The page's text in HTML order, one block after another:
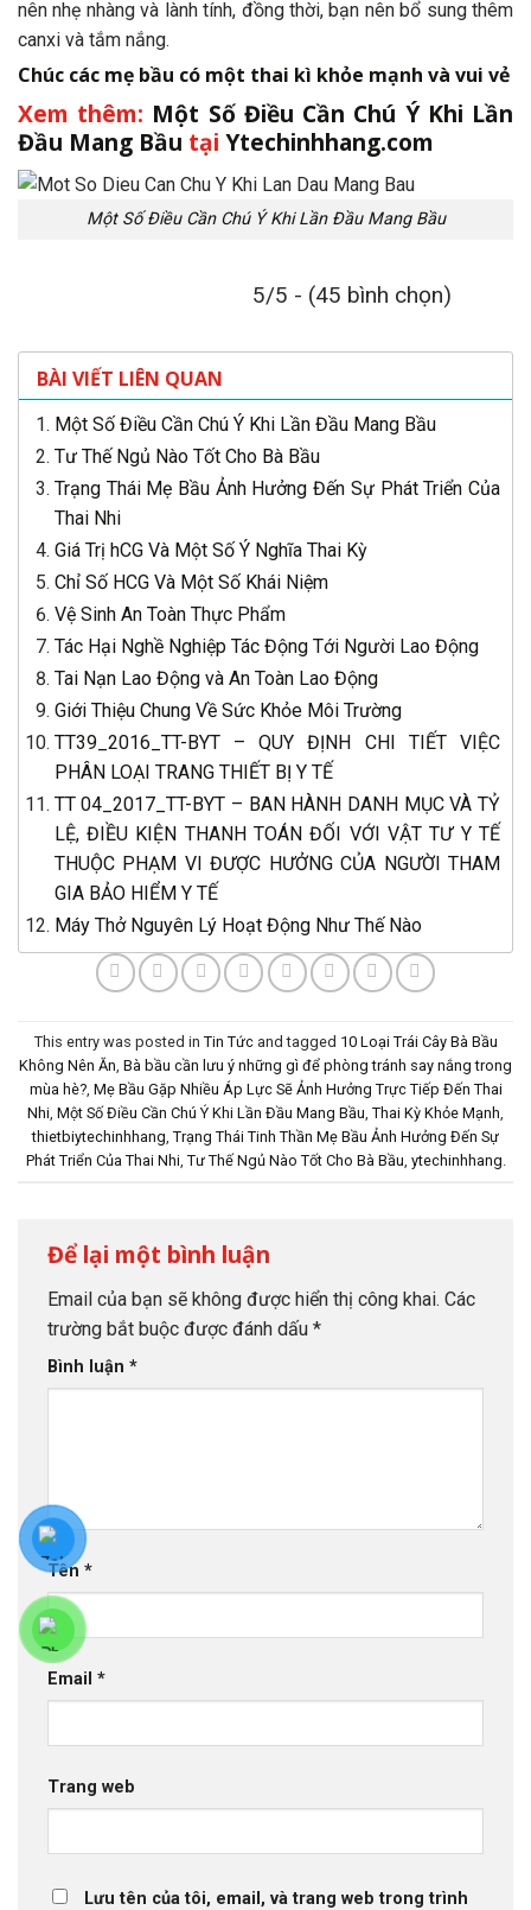
nên nhẹ nhàng và lành tính, đồng thời, bạn nên bổ sung thêm
canxi và tắm nắng.
Chúc các mẹ bầu có một thai kì khỏe mạnh và vui vẻ
Xem thêm: Một Số Điều Cần Chú Ý Khi Lần
Đầu Mang Bầu tại Ytechinhhang.com
Một Số Điều Cần Chú Ý Khi Lần Đầu Mang Bầu
5/5 - (45 bình chọn)
BÀI VIẾT LIÊN QUAN
Một Số Điều Cần Chú Ý Khi Lần Đầu Mang Bầu
Tư Thế Ngủ Nào Tốt Cho Bà Bầu
Trạng Thái Mẹ Bầu Ảnh Hưởng Đến Sự Phát Triển Của
Thai Nhi
Giá Trị hCG Và Một Số Ý Nghĩa Thai Kỳ
Chỉ Số HCG Và Một Số Khái Niệm
Vệ Sinh An Toàn Thực Phẩm
Tác Hại Nghề Nghiệp Tác Động Tới Người Lao Động
Tai Nạn Lao Động và An Toàn Lao Động
Giới Thiệu Chung Về Sức Khỏe Môi Trường
TT39_2016_TT-BYT – QUY ĐỊNH CHI TIẾT VIỆC
PHÂN LOẠI TRANG THIẾT BỊ Y TẾ
TT 04_2017_TT-BYT – BAN HÀNH DANH MỤC VÀ TỶ
LỆ, ĐIỀU KIỆN THANH TOÁN ĐỐI VỚI VẬT TƯ Y TẾ
THUỘC PHẠM VI ĐƯỢC HƯỞNG CỦA NGƯỜI THAM
GIA BẢO HIỂM Y TẾ
Máy Thở Nguyên Lý Hoạt Động Như Thế Nào
This entry was posted in Tin Tứcand tagged 10 Loại Trái Cây Bà Bầu
Không Nên Ăn Bà bầu cần lưu ý những gì để phòng tránh say nắng trong
mùa hè?, Mẹ Bầu Gặp Nhiều Áp Lực Sẽ Ảnh Hưởng Trực Tiếp Đến Thai
Nhi Một Số Điều Cần Chú Ý Khi Lần Đầu Mang Bầu Thai Kỳ Khỏe Mạnh
thietbiytechinhhang Trạng Thái Tinh Thần Mẹ Bầu Ảnh Hưởng Đến Sự
Phát Triển Của Thai Nhi, Tư Thế Ngủ Nào Tốt Cho Bà Bầu ytechinhhang
Để lại một bình luận
Email của bạn sẽ không được hiển thị công khai. Các
trường bắt buộc được đánh dấu *
Bình luận *
Tên *
Email *
Trang web
Lưu tên của tôi, email, và trang web trong trình